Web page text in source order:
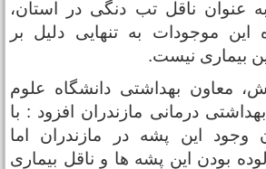
ناقل تب دنگی در استان،
موجودات به تنهایی دلیل بر
بیماری نیست.
معاون بهداشتی دانشگاه علوم
درمانی مازندران افزود :‌ با
این پشه در مازندران اما
بودن این پشه ها و ناقل بیماری